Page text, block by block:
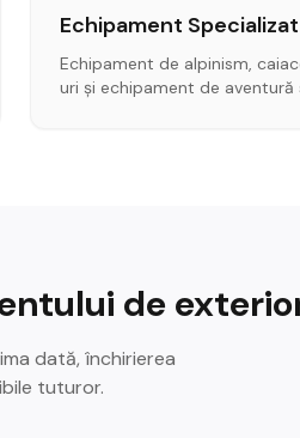
Echipament Specializat
Echipament de alpinism,
uri și echipament de aventură
de
dată, închirierea
tuturor.